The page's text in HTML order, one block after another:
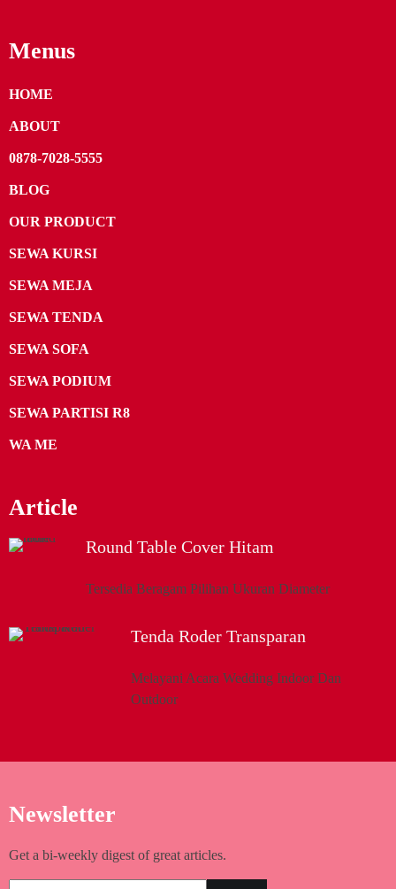
Menus
HOME
ABOUT
0878-7028-5555
BLOG
OUR PRODUCT
SEWA KURSI
SEWA MEJA
SEWA TENDA
SEWA SOFA
SEWA PODIUM
SEWA PARTISI R8
WA ME
Article
Round Table Cover Hitam
Tersedia Beragam Pilihan Ukuran Diameter
Tenda Roder Transparan
Melayani Acara Wedding Indoor Dan
Outdoor
Newsletter
Get a bi-weekly digest of great articles.